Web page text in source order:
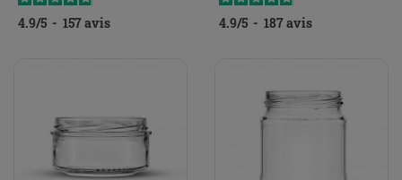
4.9/5 - 157avis 4.9/5 - 187avis